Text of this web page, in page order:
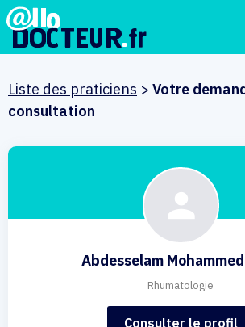
Liste des praticiens > Votre
consultation
Abdesselam
Rhumatologie
Consulter le profil